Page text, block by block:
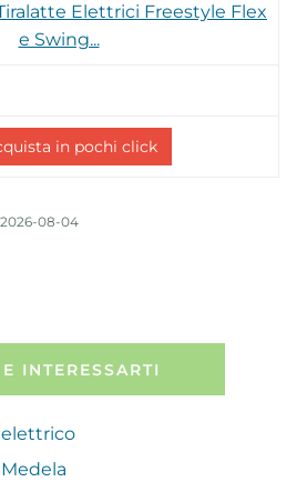
Elettrici Freestyle Flex
e Swing...
in pochi click
08-04
INTERESSARTI